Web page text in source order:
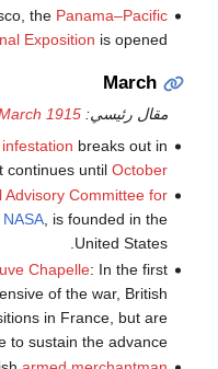
the Panama–Pacific
Exposition is opened.
March
مقال رئيسي:1915
breaks out in
continues until October
Advisory Committee for
NASA, is founded in the
United States.
Chapelle: In the first
of the war, British
in France, but are
to sustain the advance.